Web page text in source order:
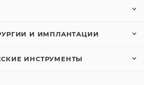
И ИМПЛАНТАЦИИ
ИНСТРУМЕНТЫ